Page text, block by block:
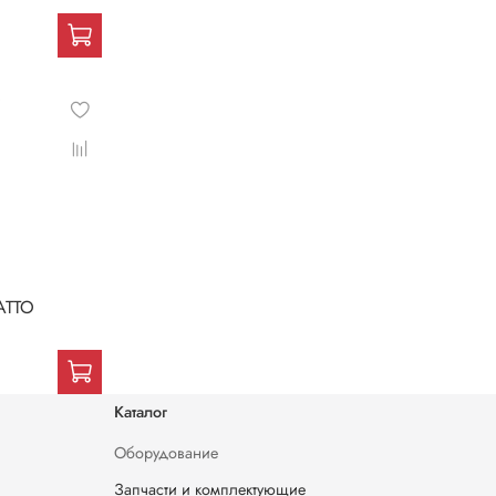
Каталог
Оборудование
Запчасти и комплектующие